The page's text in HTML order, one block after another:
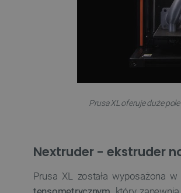
Prusa XL oferuje duże
Nextruder - ekstruder
Prusa XL została wyposażona